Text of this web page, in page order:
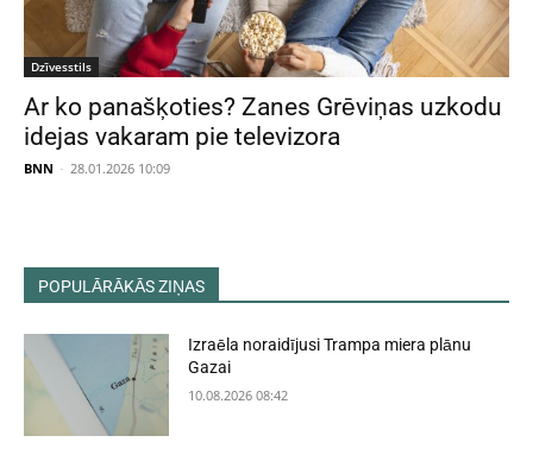
Dzīvesstils
Ar ko panašķoties? Zanes Grēviņas uzkodu
idejas vakaram pie televizora
BNN - 28.01.2026 10:09
POPULĀRĀKĀS ZIŅAS
Izraēla noraidījusi Trampa miera plānu
Gazai
10.08.2026 08:42